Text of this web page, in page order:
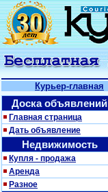
Курьер-главная
Доска объявлений
Главная страница
Дать объявление
Недвижимость
Купля - продажа
Аренда
Разное